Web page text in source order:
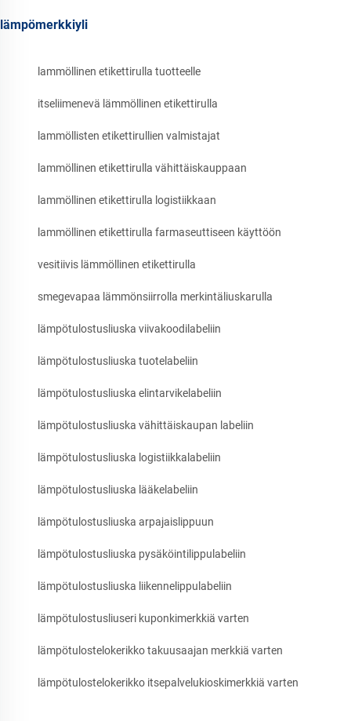
lämpömerkkiyli
lammöllinen etikettirulla tuotteelle
itseliimenevä lämmöllinen etikettirulla
lammöllisten etikettirullien valmistajat
lammöllinen etikettirulla vähittäiskauppaan
lammöllinen etikettirulla logistiikkaan
lammöllinen etikettirulla farmaseuttiseen käyttöön
vesitiivis lämmöllinen etikettirulla
smegevapaa lämmönsiirrolla merkintäliuskarulla
lämpötulostusliuska viivakoodilabeliin
lämpötulostusliuska tuotelabeliin
lämpötulostusliuska elintarvikelabeliin
lämpötulostusliuska vähittäiskaupan labeliin
lämpötulostusliuska logistiikkalabeliin
lämpötulostusliuska lääkelabeliin
lämpötulostusliuska arpajaislippuun
lämpötulostusliuska pysäköintilippulabeliin
lämpötulostusliuska liikennelippulabeliin
lämpötulostusliuseri kuponkimerkkiä varten
lämpötulostelokerikko takuusaajan merkkiä varten
lämpötulostelokerikko itsepalvelukioskimerkkiä varten